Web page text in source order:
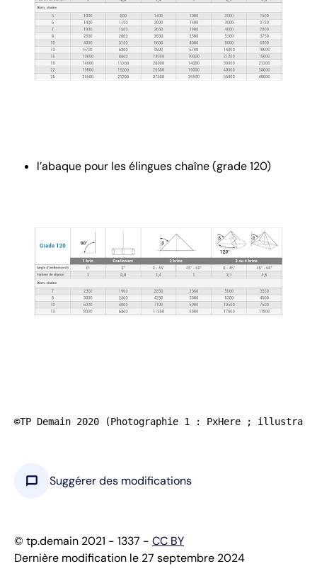
l’abaque pour les élingues chaîne (grade 120)
©TP Demain 2020 (Photographie 1 : PxHere ;
chat_bubble Suggérer des modifications
© tp.demain 2021 - 1337 - CC BY
Dernière modification le 27 septembre 2024